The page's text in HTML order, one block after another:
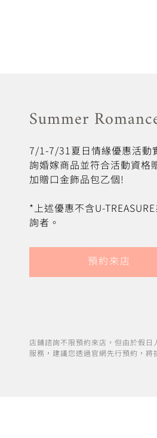
Summer
7/1-7/31夏日情緣優惠活動
詢婚嫁商品並符合活動資格
加贈口金飾品包乙個!
*上述優惠不含U-
詢者。
預約來店
店鋪諮詢不限預約來店，但由於假
服務，建議您透過官網先行預約，將